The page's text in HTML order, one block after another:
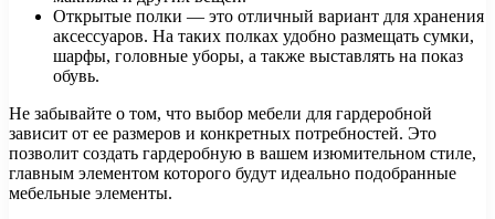
Открытые полки — это отличный вариант для хранения
аксессуаров. На таких полках удобно размещать сумки,
шарфы, головные уборы, а также выставлять на показ
обувь.
Не забывайте о том, что выбор мебели для гардеробной
зависит от ее размеров и конкретных потребностей. Это
позволит создать гардеробную в вашем изюмительном стиле,
главным элементом которого будут идеально подобранные
мебельные элементы.